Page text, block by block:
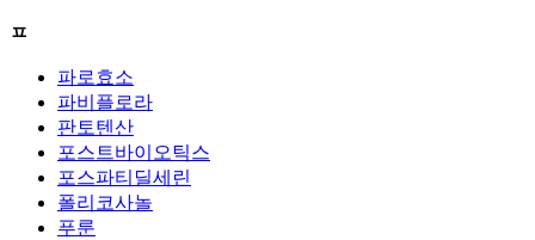
ㅍ
파로효소
파비플로라
판토텐산
포스트바이오틱스
포스파티딜세린
폴리코사놀
푸룬